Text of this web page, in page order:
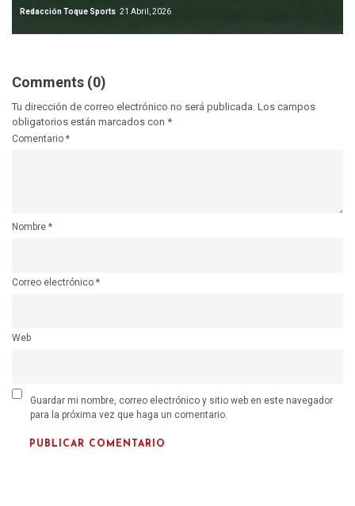
Redacción Toque Sports 21 Abril, 2026
Comments (0)
Tu dirección de correo electrónico no será publicada. Los campos
obligatorios están marcados con *
Comentario *
Nombre *
Correo electrónico *
Web
Guardar mi nombre, correo electrónico y sitio web en este navegador
para la próxima vez que haga un comentario.